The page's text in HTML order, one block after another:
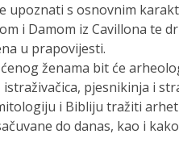
upoznati s osnovnim
i Damom iz Cavillona te
u prapovijesti.
ženama bit će
pjesnikinja i
i Bibliju tražiti
do danas, kao i